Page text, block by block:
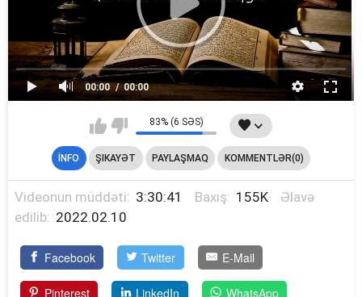
00:00 00:00
83% (6 SƏS)
İNFO ŞIKAYƏT PAYLAŞMAQ KOMMENTLƏR(0)
Videonun müddəti: 3:30:41 Baxış: 155K
Əlavə
edilib: 2022.02.10
Facebook Twitter E-Mail
Pinterest LinkedIn WhatsApp